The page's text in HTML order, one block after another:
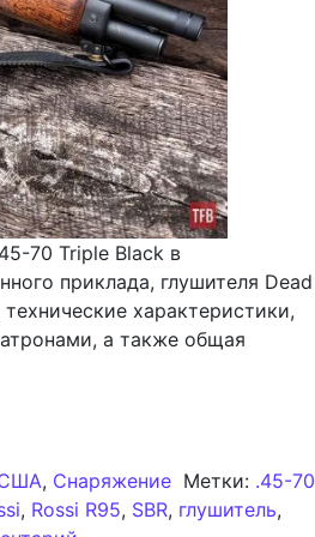
70 Triple Black в
приклада, глушителя Dead
характеристики,
а также общая
, Снаряжение Метки: .45-70
, Rossi R95, SBR, глушитель,